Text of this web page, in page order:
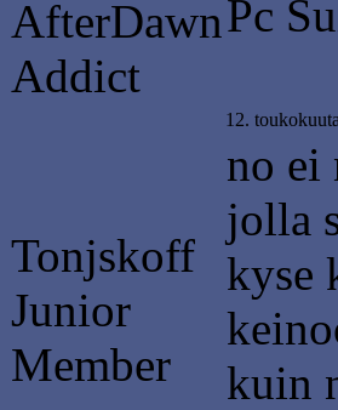
AfterDawn
Addict
Pc
Tonjskoff
Junior
Member
12.
no ei
jolla
kyse
kuin